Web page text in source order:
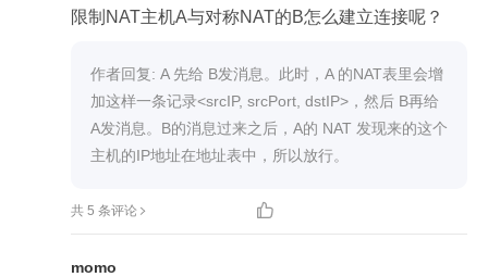
限制NAT主机A与对称NAT的B怎么建立连接呢？
作者回复: A 先给 B发消息。此时，A 的NAT表里会增
加这样一条记录<srcIP, srcPort, dstIP>，然后 B再给
A发消息。B的消息过来之后，A的 NAT 发现来的这个
主机的IP地址在地址表中，所以放行。
共 5 条评论 
momo